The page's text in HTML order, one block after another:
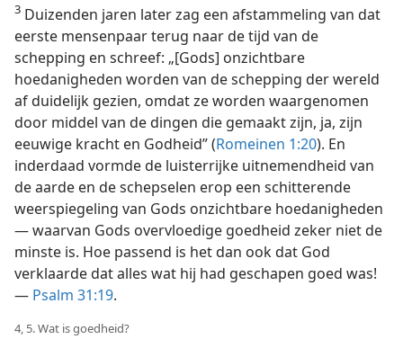
3 Duizenden jaren later zag een afstammeling van dat
eerste mensenpaar terug naar de tijd van de
schepping en schreef: „[Gods] onzichtbare
hoedanigheden worden van de schepping der wereld
af duidelijk gezien, omdat ze worden waargenomen
door middel van de dingen die gemaakt zijn, ja, zijn
eeuwige kracht en Godheid” (Romeinen 1:20). En
inderdaad vormde de luisterrijke uitnemendheid van
de aarde en de schepselen erop een schitterende
weerspiegeling van Gods onzichtbare hoedanigheden
— waarvan Gods overvloedige goedheid zeker niet de
minste is. Hoe passend is het dan ook dat God
verklaarde dat alles wat hij had geschapen goed was!
— Psalm 31:19.
4, 5. Wat is goedheid?